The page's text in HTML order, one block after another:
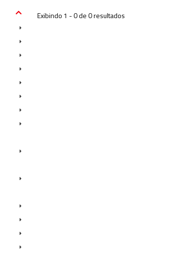
Exibindo 1 - 0 de 0 resultados